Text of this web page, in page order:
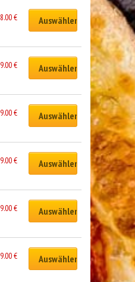
8.00€ Auswählen
9.00€ Auswählen
9.00€ Auswählen
9.00€ Auswählen
9.00€ Auswählen
9.00€ Auswählen